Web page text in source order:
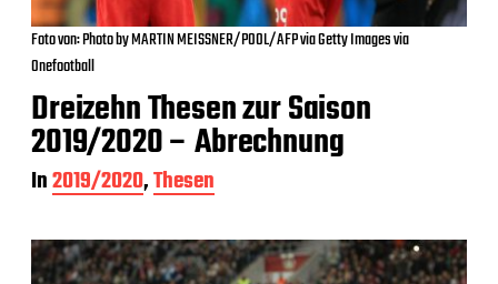
Foto von: Photo by MARTIN MEISSNER/POOL/AFP via Getty Images via
Onefootball
Dreizehn Thesen zur Saison
2019/2020 – Abrechnung
In2019/2020,Thesen